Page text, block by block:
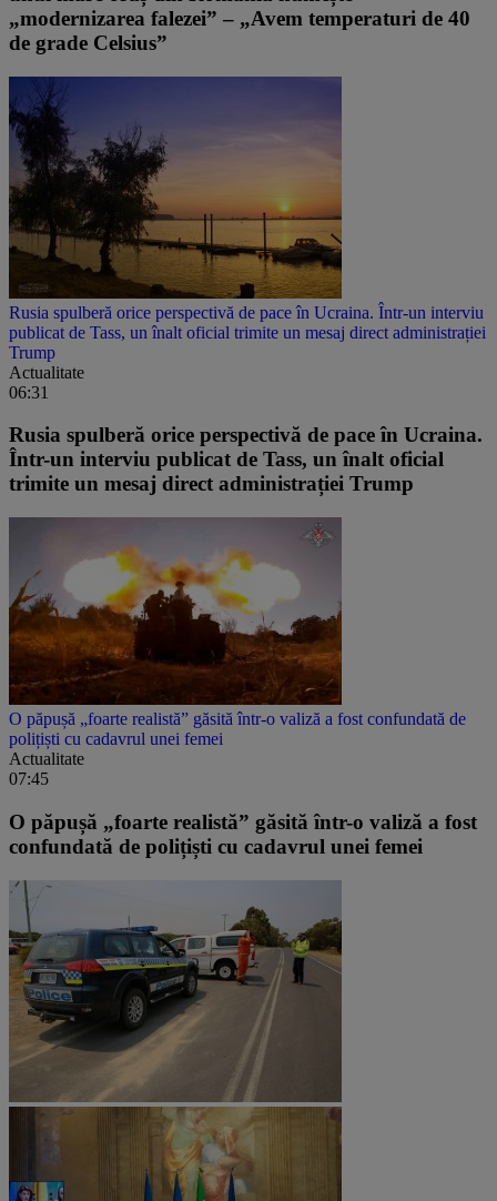
„modernizarea falezei” – „Avem temperaturi de 40
de grade Celsius”
Rusia spulberă orice perspectivă de pace în Ucraina. Într-un interviu
publicat de Tass, un înalt oficial trimite un mesaj direct administrației
Trump
Actualitate
06:31
Rusia spulberă orice perspectivă de pace în Ucraina.
Într-un interviu publicat de Tass, un înalt oficial
trimite un mesaj direct administrației Trump
O păpușă „foarte realistă” găsită într-o valiză a fost confundată de
polițiști cu cadavrul unei femei
Actualitate
07:45
O păpușă „foarte realistă” găsită într-o valiză a fost
confundată de polițiști cu cadavrul unei femei